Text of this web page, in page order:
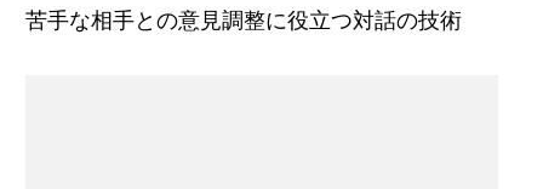
苦手な相手との意見調整に役立つ対話の技術